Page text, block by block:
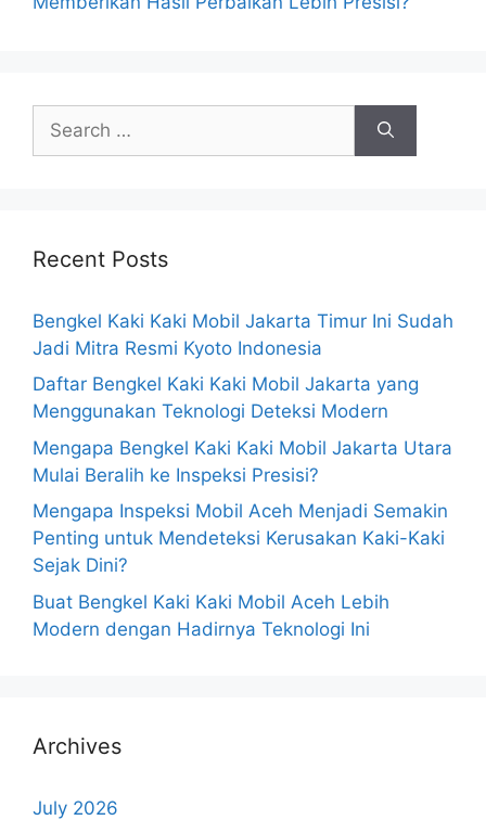
Recent Posts
Bengkel Kaki Kaki Mobil Jakarta Timur Ini Sudah
Jadi Mitra Resmi Kyoto Indonesia
Daftar Bengkel Kaki Kaki Mobil Jakarta yang
Menggunakan Teknologi Deteksi Modern
Mengapa Bengkel Kaki Kaki Mobil Jakarta Utara
Mulai Beralih ke Inspeksi Presisi?
Mengapa Inspeksi Mobil Aceh Menjadi Semakin
Penting untuk Mendeteksi Kerusakan Kaki-Kaki
Sejak Dini?
Buat Bengkel Kaki Kaki Mobil Aceh Lebih
Modern dengan Hadirnya Teknologi Ini
Archives
July 2026